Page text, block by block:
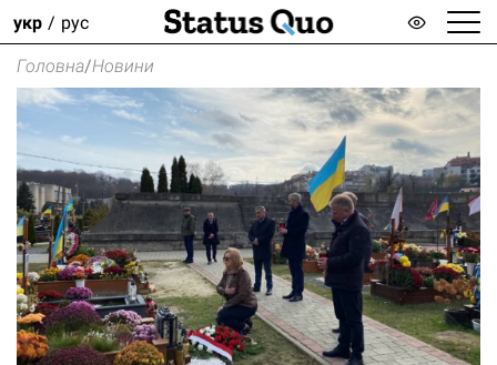
укр рус
Головна/Новини